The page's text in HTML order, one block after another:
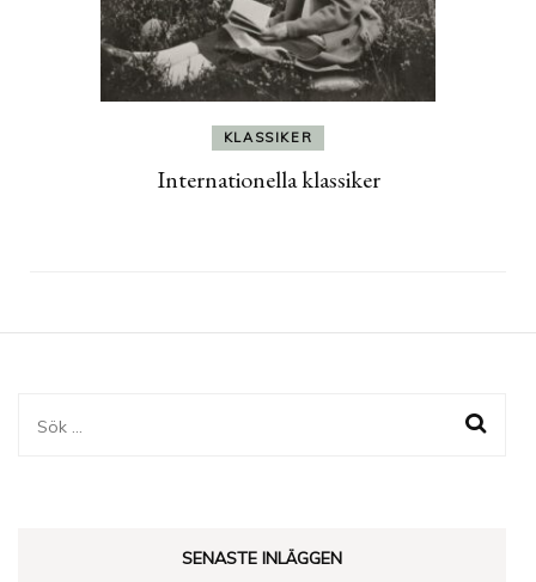
KLASSIKER
Internationella klassiker
Sök
SENASTE INLÄGGEN